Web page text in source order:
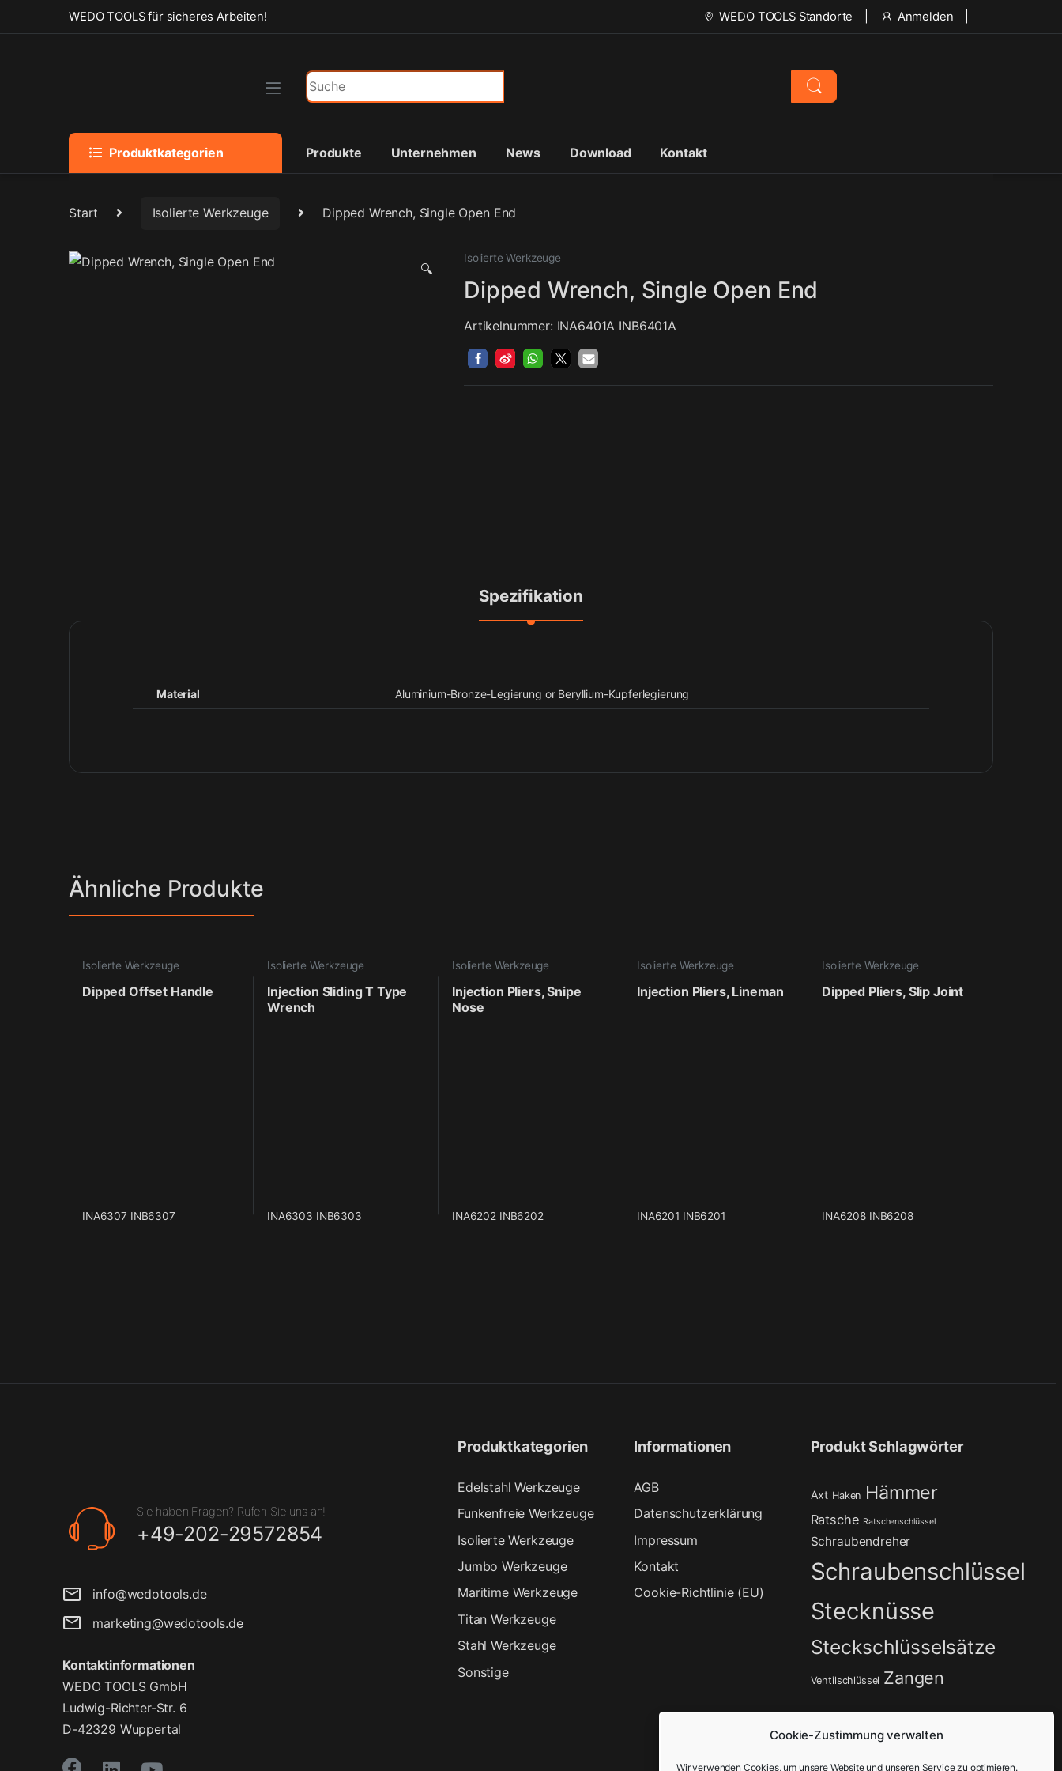
Cookie-Zustimmung verwalten
Wir verwenden Cookies, um unsere Website und unseren Service zu optimieren.
Skip to navigation
Skip to contentWEDO TOOLS für sicheres Arbeiten! WEDO TOOLS Standorte Anmelden
Search for:
Produktkategorien Produkte Unternehmen News Download Kontakt
Start Isolierte Werkzeuge Dipped Wrench, Single Open End
🔍
Isolierte Werkzeuge
Dipped Wrench, Single Open End
Artikelnummer: INA6401A INB6401A
Spezifikation
Material Aluminium-Bronze-Legierung or Beryllium-Kupferlegierung
Ähnliche Produkte
Isolierte Werkzeuge
Dipped Offset Handle
INA6307 INB6307
Isolierte Werkzeuge
Injection Sliding T Type
Wrench
INA6303 INB6303
Isolierte Werkzeuge
Injection Pliers, Snipe
Nose
INA6202 INB6202
Isolierte Werkzeuge
Injection Pliers, Lineman
INA6201 INB6201
Isolierte Werkzeuge
Dipped Pliers, Slip Joint
INA6208 INB6208
Sie haben Fragen? Rufen Sie uns an!
+49-202-29572854
info@wedotools.de
marketing@wedotools.de
Kontaktinformationen
WEDO TOOLS GmbH
Ludwig-Richter-Str. 6
D-42329 Wuppertal
Produktkategorien
Edelstahl Werkzeuge
Funkenfreie Werkzeuge
Isolierte Werkzeuge
Jumbo Werkzeuge
Maritime Werkzeuge
Titan Werkzeuge
Stahl Werkzeuge
Sonstige
Informationen
AGB
Datenschutzerklärung
Impressum
Kontakt
Cookie-Richtlinie (EU)
Produkt Schlagwörter
Axt Haken Hämmer
Ratsche Ratschenschlüssel
Schraubendreher
Schraubenschlüssel
Stecknüsse
Steckschlüsselsätze
Ventilschlüssel Zangen